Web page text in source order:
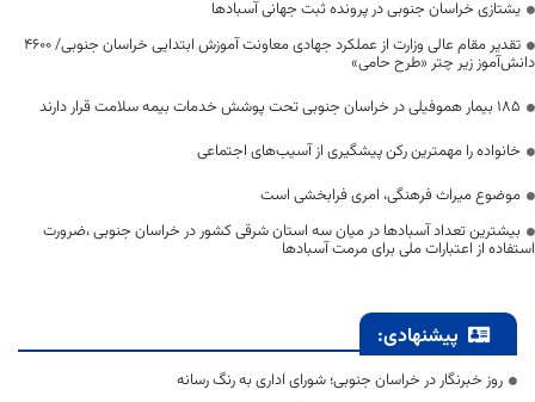
یشتازی خراسان جنوبی در پرونده ثبت جهانی آسبادها
تقدیر مقام عالی وزارت از عملکرد جهادی معاونت آموزش ابتدایی خراسان جنوبی/ ۴۶۰۰
دانش‌آموز زیر چتر «طرح حامی»
۱۸۵ بیمار هموفیلی در خراسان جنوبی تحت پوشش خدمات بیمه سلامت قرار دارند
خانواده را مهمترین رکن پیشگیری از آسیب‌های اجتماعی
موضوع میراث فرهنگی، امری فرابخشی است
بیشترین تعداد آسبادها در میان سه استان شرقی کشور در خراسان جنوبی ،ضرورت
استفاده از اعتبارات ملی برای مرمت آسبادها
پیشنهادی:
روز خبرنگار در خراسان جنوبی؛ شورای اداری به رنگ رسانه